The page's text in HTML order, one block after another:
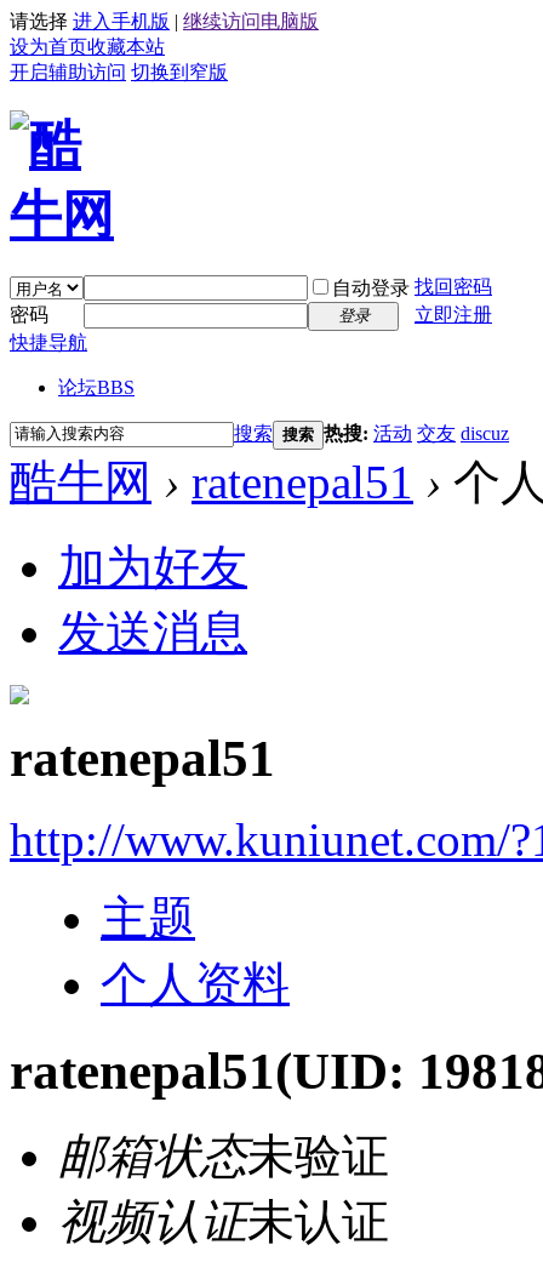
请选择 进入手机版 | 继续访问电脑版
设为首页收藏本站
开启辅助访问 切换到窄版
自动登录 找回密码
密码
登录
立即注册
快捷导航
论坛BBS
搜索 搜索 热搜: 活动 交友 discuz
酷牛网 › ratenepal51 › 个
加为好友
发送消息
ratenepal51
http://www.kuniunet.com/
主题
个人资料
ratenepal51(UID:
邮箱状态未验证
视频认证未认证